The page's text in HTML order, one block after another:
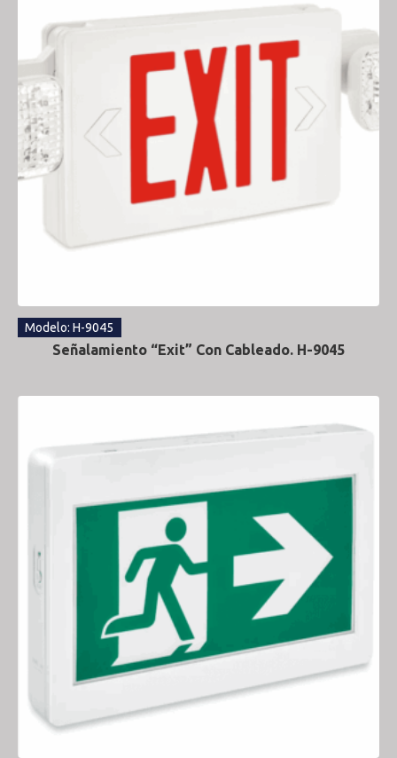
Modelo: H-9045
Señalamiento “Exit” Con Cableado. H-9045